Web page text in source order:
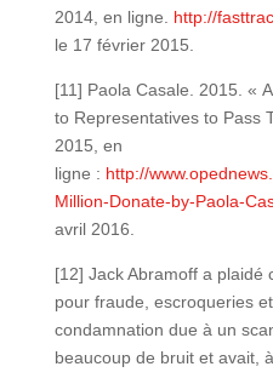
2014, en ligne. http://
le 17 février 2015.
[11] Paola Casale. 2015. «
to Representatives to Pass
2015, en
ligne : http://
Million-Donate-by-Paola-
avril 2016.
[12] Jack Abramoff a plaidé
pour fraude, escroqueries
condamnation due à un
beaucoup de bruit et avait,